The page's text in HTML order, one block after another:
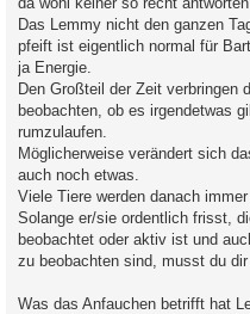
a
g
Das Lemmy nicht den ganzen
pfeift ist eigentlich normal für
ja Energie.
Den Großteil der Zeit verbringen
beobachten, ob es irgendetwas
rumzulaufen.
Möglicherweise verändert sich
auch noch etwas.
Viele Tiere werden danach
Solange er/sie ordentlich frisst,
beobachtet oder aktiv ist und
zu beobachten sind, musst du
Was das Anfauchen betrifft hat